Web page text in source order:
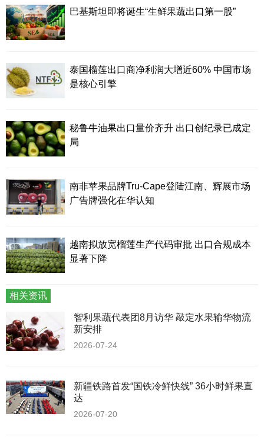
巴基斯坦即将诞生“生鲜果蔬出口第一股”
泰国榴莲出口商净利润大增近60% 中国市场
是核心引擎
秘鲁牛油果出口量价齐升 出口创纪录已成定
局
南非苹果品牌Tru-Cape登陆江南、辉展市场
广告牌强化在华认知
越南拟放宽榴莲生产代码审批 出口合规成本
显著下降
相关资讯
智利果蔬代表团8月访华 敲定水果输华物流
新安排
2026-07-24
新疆铁路首发“国铁冷鲜快线” 36小时鲜果直
达
2026-07-20